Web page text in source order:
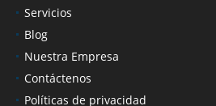
Servicios
Blog
Nuestra Empresa
Contáctenos
Políticas de privacidad